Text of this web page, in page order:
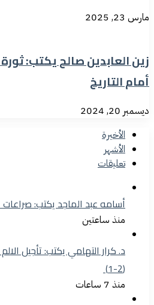
مارس 23, 2025
زين العابدين صالح يكتب:
أمام التاريخ
ديسمبر 20, 2024
الأخيرة
الأشهر
تعليقات
أسامه عبد الماجد يكتب:
منذ ساعتين
د. كرار التهامي يكتب: تأجيل
(2-1)
منذ 7 ساعات